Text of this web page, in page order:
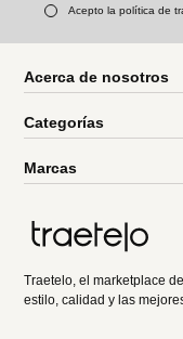
Acepto la política de
Acerca de nosotros
Categorías
Marcas
Traetelo, el marketplace
estilo, calidad y las